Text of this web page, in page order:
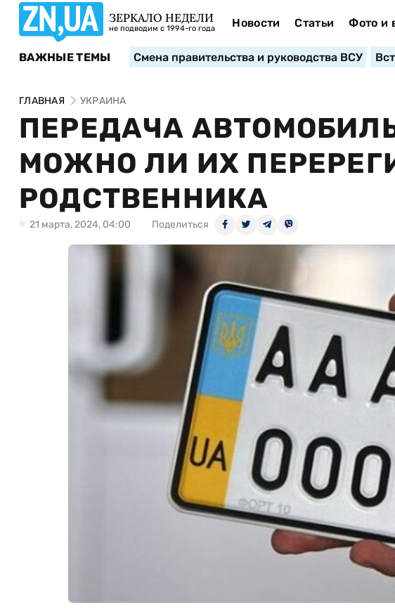
ЗЕРКАЛО НЕДЕЛИ
не подводим с 1994-го года Новости Статьи Фото и
ВАЖНЫЕ ТЕМЫ Смена правительства и руководства ВСУ
ГЛАВНАЯ УКРАИНА
ПЕРЕДАЧА
МОЖНО ЛИ ИХ
РОДСТВЕННИКА
21 марта, 2024, 04:00 Поделиться